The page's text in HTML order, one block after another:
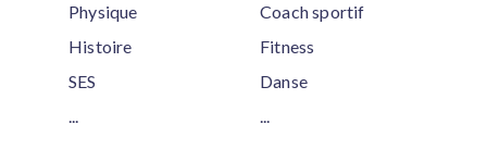
Physique
Histoire
SES
...
Coach sportif
Fitness
Danse
...